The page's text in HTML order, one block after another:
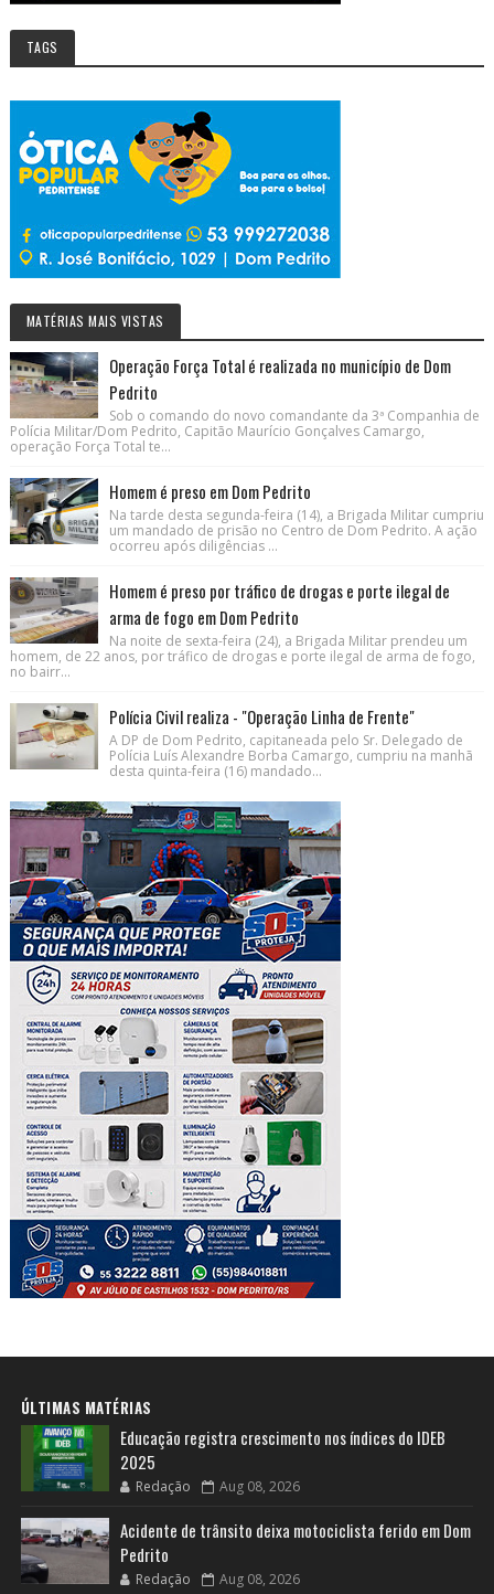
TAGS
MATÉRIAS MAIS VISTAS
Operação Força Total é realizada no município de Dom
Pedrito
Sob o comando do novo comandante da 3ª Companhia de
Polícia Militar/Dom Pedrito, Capitão Maurício Gonçalves Camargo,
operação Força Total te...
Homem é preso em Dom Pedrito
Na tarde desta segunda-feira (14), a Brigada Militar cumpriu
um mandado de prisão no Centro de Dom Pedrito. A ação
ocorreu após diligências ...
Homem é preso por tráfico de drogas e porte ilegal de
arma de fogo em Dom Pedrito
Na noite de sexta-feira (24), a Brigada Militar prendeu um
homem, de 22 anos, por tráfico de drogas e porte ilegal de arma de fogo,
no bairr...
Polícia Civil realiza - "Operação Linha de Frente"
A DP de Dom Pedrito, capitaneada pelo Sr. Delegado de
Polícia Luís Alexandre Borba Camargo, cumpriu na manhã
desta quinta-feira (16) mandado...
ÚLTIMAS MATÉRIAS
Educação registra crescimento nos índices do IDEB
2025
Redação Aug 08, 2026
Acidente de trânsito deixa motociclista ferido em Dom
Pedrito
Redação Aug 08, 2026